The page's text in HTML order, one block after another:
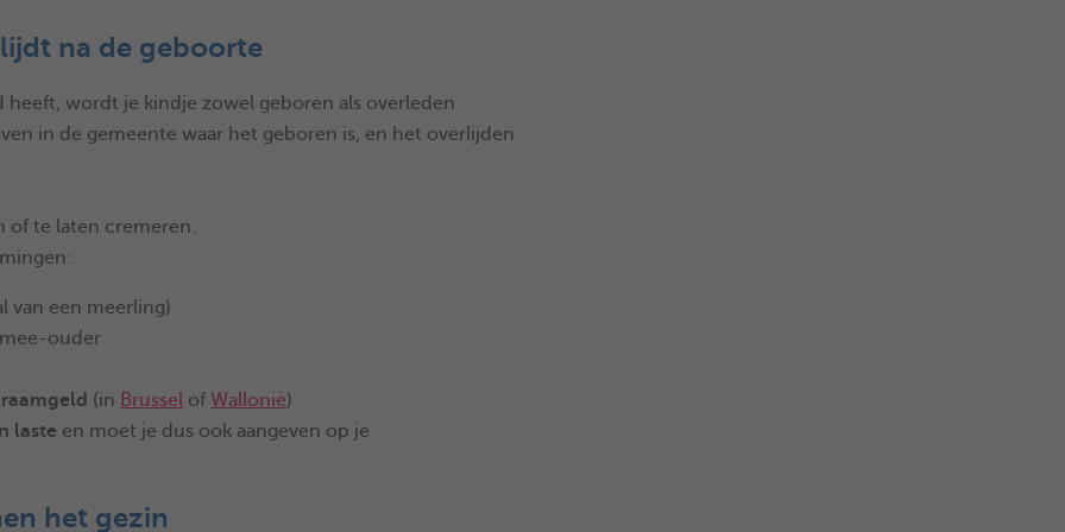
na de geboorte
wordt je kindje zowel geboren als overleden
in de gemeente waar het geboren is, en het overlijden
of te laten cremeren.
van een meerling)
ouder
(in Brussel of Wallonië)
laste en moet je dus ook aangeven op je
het gezin